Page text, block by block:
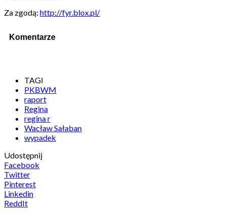
Za zgodą: http://fyr.blox.pl/
Komentarze
TAGI
PKBWM
raport
Regina
regina r
Wacław Sałaban
wypadek
Udostępnij
Facebook
Twitter
Pinterest
Linkedin
ReddIt